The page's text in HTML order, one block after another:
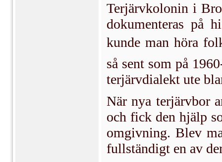
Terjärvkolonin i
dokumenteras på
kunde man höra folk
så sent som på
terjärvdialekt ute
När nya terjärvbor
och fick den hjälp
omgivning. Blev
fullständigt en av